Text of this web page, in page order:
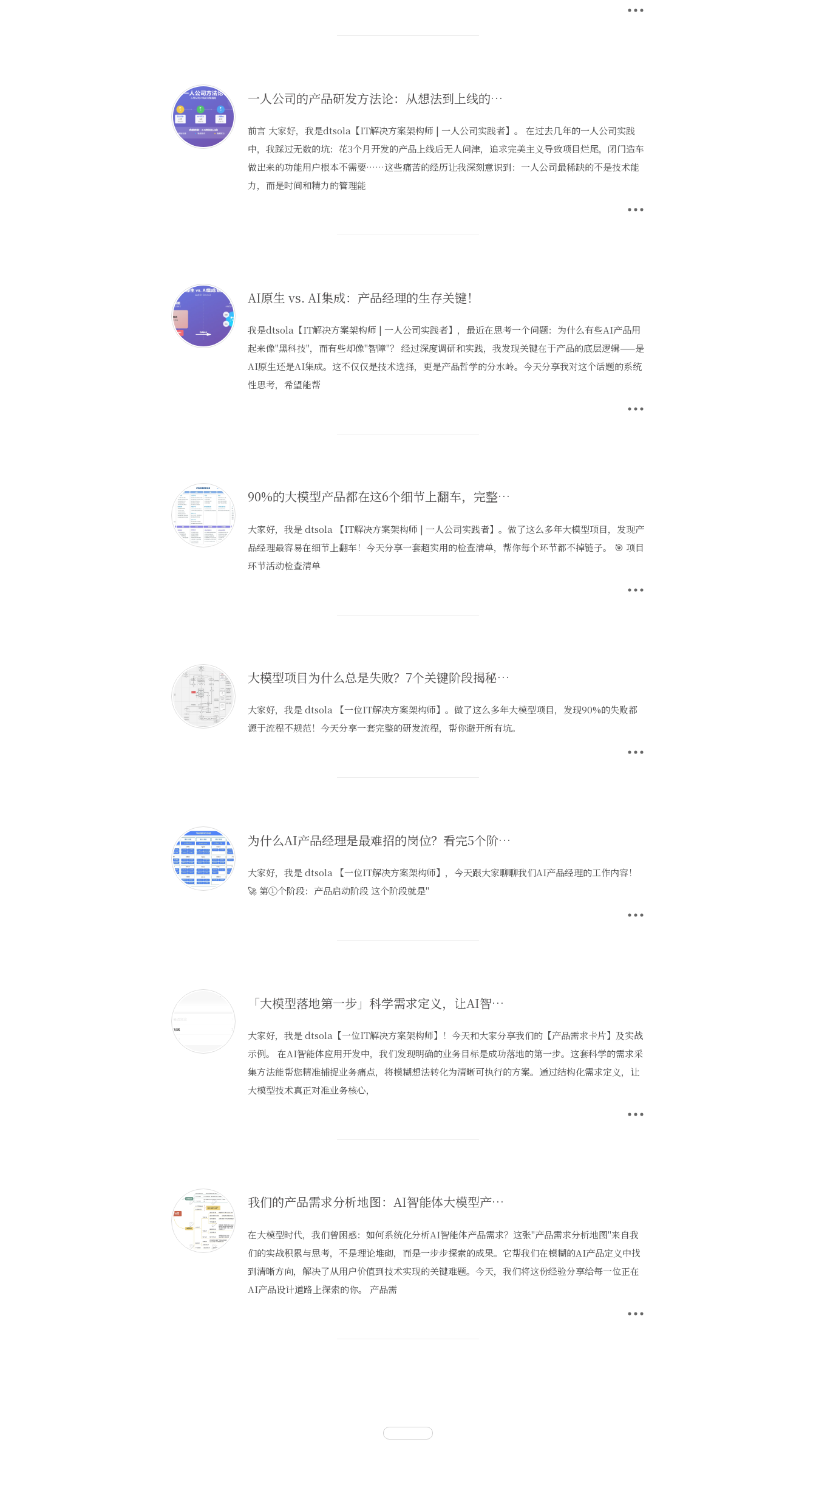
一人公司的产品研发方法论：从想法到上线的完整指南
前言 大家好，我是dtsola【IT解决方案架构师 | 一人公司实践者】。 在过去几年的一人公司实践
中，我踩过无数的坑：花3个月开发的产品上线后无人问津，追求完美主义导致项目烂尾，闭门造车
做出来的功能用户根本不需要……这些痛苦的经历让我深刻意识到：一人公司最稀缺的不是技术能
力，而是时间和精力的管理能
AI原生 vs. AI集成：产品经理的生存关键！
我是dtsola【IT解决方案架构师 | 一人公司实践者】，最近在思考一个问题：为什么有些AI产品用
起来像"黑科技"，而有些却像"智障"？ 经过深度调研和实践，我发现关键在于产品的底层逻辑——是
AI原生还是AI集成。这不仅仅是技术选择，更是产品哲学的分水岭。今天分享我对这个话题的系统
性思考，希望能帮
90%的大模型产品都在这6个细节上翻车，完整避坑清单首次公开
大家好，我是 dtsola 【IT解决方案架构师 | 一人公司实践者】。做了这么多年大模型项目，发现产
品经理最容易在细节上翻车！今天分享一套超实用的检查清单，帮你每个环节都不掉链子。 🎯 项目
环节活动检查清单
大模型项目为什么总是失败？7个关键阶段揭秘成功密码
大家好，我是 dtsola 【一位IT解决方案架构师】。做了这么多年大模型项目，发现90%的失败都
源于流程不规范！今天分享一套完整的研发流程，帮你避开所有坑。
为什么AI产品经理是最难招的岗位？看完5个阶段你就懂了
大家好，我是 dtsola 【一位IT解决方案架构师】，今天跟大家聊聊我们AI产品经理的工作内容！
🚀 第①个阶段：产品启动阶段 这个阶段就是"
「大模型落地第一步」科学需求定义，让AI智能体精准对接业务痛点
大家好，我是 dtsola【一位IT解决方案架构师】！今天和大家分享我们的【产品需求卡片】及实战
示例。 在AI智能体应用开发中，我们发现明确的业务目标是成功落地的第一步。这套科学的需求采
集方法能帮您精准捕捉业务痛点，将模糊想法转化为清晰可执行的方案。通过结构化需求定义，让
大模型技术真正对准业务核心，
我们的产品需求分析地图：AI智能体大模型产品设计实战经验
在大模型时代，我们曾困惑：如何系统化分析AI智能体产品需求？这张"产品需求分析地图"来自我
们的实战积累与思考，不是理论堆砌，而是一步步探索的成果。它帮我们在模糊的AI产品定义中找
到清晰方向，解决了从用户价值到技术实现的关键难题。今天，我们将这份经验分享给每一位正在
AI产品设计道路上探索的你。 产品需